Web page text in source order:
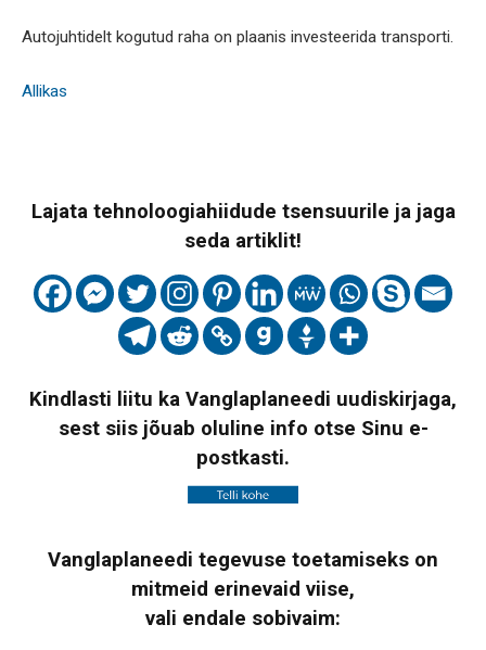
Autojuhtidelt kogutud raha on plaanis investeerida transporti.
Allikas
Lajata tehnoloogiahiidude tsensuurile ja jaga
seda artiklit!
Kindlasti liitu ka Vanglaplaneedi uudiskirjaga,
sest siis jõuab oluline info otse Sinu e-
postkasti.
Vanglaplaneedi tegevuse toetamiseks on
mitmeid erinevaid viise,
vali endale sobivaim: